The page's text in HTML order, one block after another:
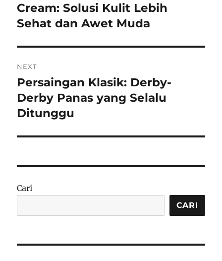
post:
Cream: Solusi Kulit Lebih
Sehat dan Awet Muda
NEXT
Next
post:
Persaingan Klasik: Derby-
Derby Panas yang Selalu
Ditunggu
Cari
CARI